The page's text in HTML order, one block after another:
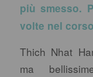
più smesso.
volte nel
Thich Nhat
ma